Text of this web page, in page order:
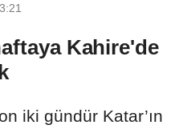
Kahire'de
iki gündür Katar’ın